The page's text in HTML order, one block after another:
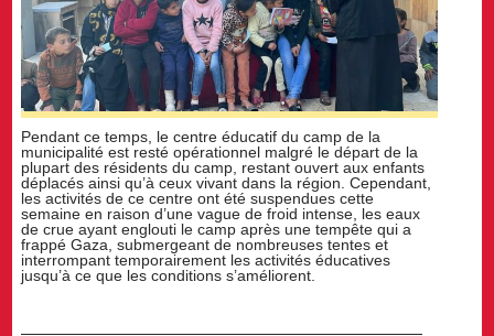
Pendant ce temps, le centre éducatif du camp de la
municipalité est resté opérationnel malgré le départ de la
plupart des résidents du camp, restant ouvert aux enfants
déplacés ainsi qu’à ceux vivant dans la région. Cependant,
les activités de ce centre ont été suspendues cette
semaine en raison d’une vague de froid intense, les eaux
de crue ayant englouti le camp après une tempête qui a
frappé Gaza, submergeant de nombreuses tentes et
interrompant temporairement les activités éducatives
jusqu’à ce que les conditions s’améliorent.